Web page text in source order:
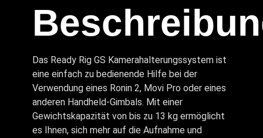
Das Ready Rig GS Kamerahalterungssystem ist
eine einfach zu bedienende Hilfe bei der
Verwendung eines Ronin 2, Movi Pro oder eines
anderen Handheld-Gimbals. Mit einer
Gewichtskapazität von bis zu 13 kg ermöglicht
es Ihnen, sich mehr auf die Aufnahme und